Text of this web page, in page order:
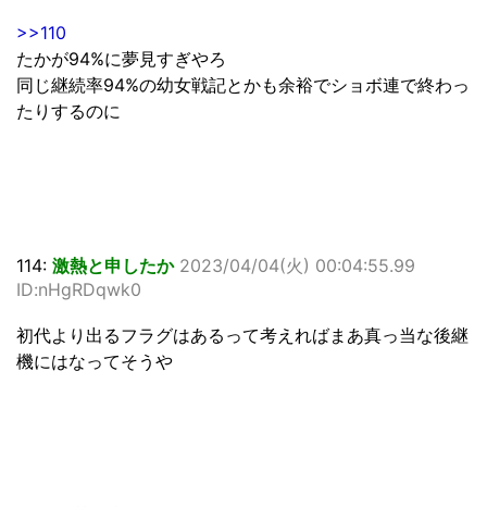
>>110
たかが94%に夢見すぎやろ
同じ継続率94%の幼女戦記とかも余裕でショボ連で終わっ
たりするのに
114: 激熱と申したか 2023/04/04(火) 00:04:55.99
ID:nHgRDqwk0
初代より出るフラグはあるって考えればまあ真っ当な後継
機にはなってそうや